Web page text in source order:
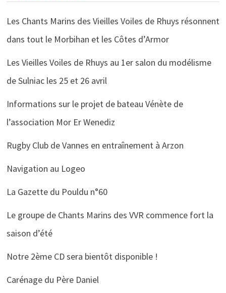
Les Chants Marins des Vieilles Voiles de Rhuys résonnent
dans tout le Morbihan et les Côtes d’Armor
Les Vieilles Voiles de Rhuys au 1er salon du modélisme
de Sulniac les 25 et 26 avril
Informations sur le projet de bateau Vénète de
l’association Mor Er Wenediz
Rugby Club de Vannes en entraînement à Arzon
Navigation au Logeo
La Gazette du Pouldu n°60
Le groupe de Chants Marins des VVR commence fort la
saison d’été
Notre 2ème CD sera bientôt disponible !
Carénage du Père Daniel